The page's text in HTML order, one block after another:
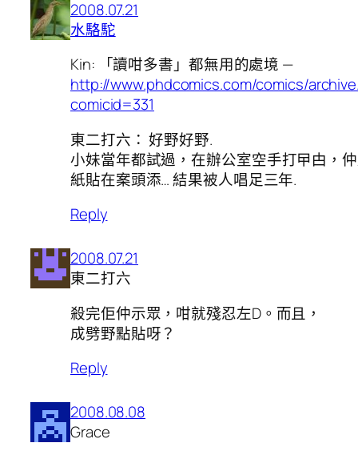
2008.07.21
水駱駝
Kin: 「讀咁多書」都無用的處境 —
http://www.phdcomics.com/comics/
comicid=331
東二打六： 好野好野.
小妹當年都試過，在辦公室空手打曱甴，
紙貼在案頭添… 結果被人唱足三年.
Reply
2008.07.21
東二打六
殺完佢仲示眾，咁就殘忍左D。而且，
成劈野點貼呀？
Reply
2008.08.08
Grace